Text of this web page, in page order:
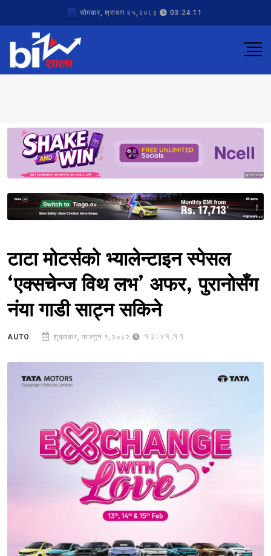
सोमबार, श्रावण २५,२०८३ 03:24:11
Sponsored
Sponsored
टाटा मोटर्सको भ्यालेन्टाइन स्पेसल
‘एक्सचेन्ज विथ लभ’ अफर, पुरानोसँग
नंया गाडी साट्न सकिने
AUTO शुक्रबार, फाल्गुन १,२०८२ 13:41:11